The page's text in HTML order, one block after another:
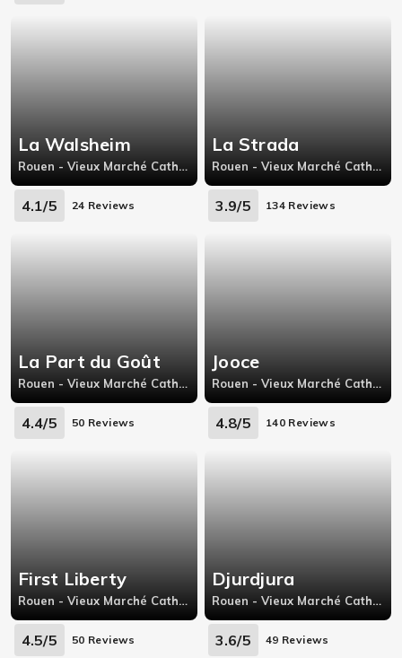
La Walsheim
Rouen - Vieux Marché Cathédrale, 260 Rue Martainville,
4.1/5 24 Reviews
La Strada
Rouen - Vieux Marché Cathédrale, 24 place beauvoisine,
3.9/5 134 Reviews
La Part du Goût
Rouen - Vieux Marché Cathédrale, 20 rue Cauchoise
4.4/5 50 Reviews
Jooce
Rouen - Vieux Marché Cathédrale, 12 rue du bec,
4.8/5 140 Reviews
First Liberty
Rouen - Vieux Marché Cathédrale, 27 rue aux juifs
4.5/5 50 Reviews
Djurdjura
Rouen - Vieux Marché Cathédrale, 52 Rue de la république 76000 Rouen,
3.6/5 49 Reviews